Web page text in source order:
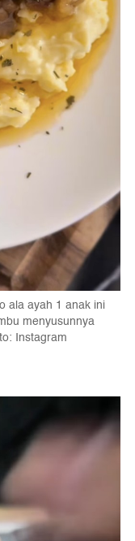
ala ayah 1 anak ini
menyusunnya
Instagram